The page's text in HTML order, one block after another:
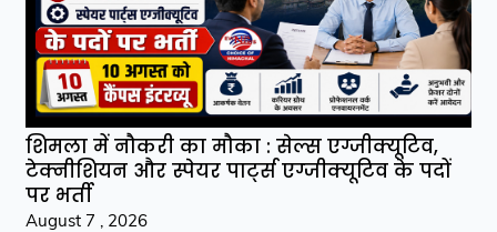
शिमला में नौकरी का मौका : सेल्स एग्जीक्यूटिव,
टेक्नीशियन और स्पेयर पार्ट्स एग्जीक्यूटिव के पदों
पर भर्ती
August 7 , 2026